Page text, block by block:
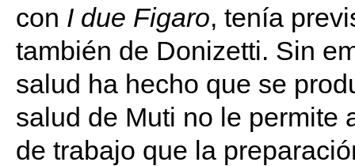
con I due Figaro, tenía
también de Donizetti. Sin
salud ha hecho que se
salud de Muti no le permite
de trabajo que la